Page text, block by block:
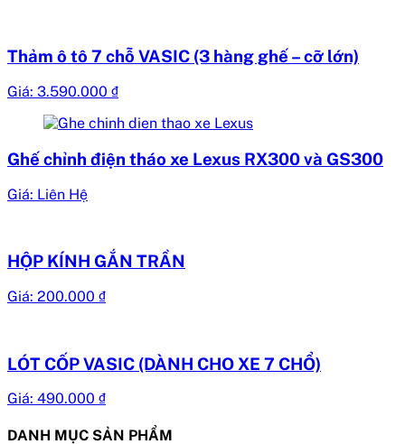
Thảm ô tô 7 chỗ VASIC (3 hàng ghế – cỡ lớn)
Giá: 3.590.000 ₫
Ghế chỉnh điện tháo xe Lexus RX300 và GS300
Giá: Liên Hệ
HỘP KÍNH GẮN TRẦN
Giá: 200.000 ₫
LÓT CỐP VASIC (DÀNH CHO XE 7 CHỔ)
Giá: 490.000 ₫
DANH MỤC SẢN PHẨM